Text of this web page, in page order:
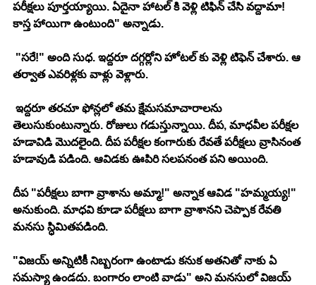
పరీక్షలు పూర్తయ్యాయి. ఏదైనా హాటల్ కి వెళ్లి టిఫిన్ చేసి వద్దామా!
కాస్త హాయిగా ఉంటుంది" అన్నాడు.
తర్వాత ఎవరిళ్లకు వాళ్లు వెళ్లారు.
తెలుసుకుంటున్నారు. రోజులు గడుస్తున్నాయి. దీప, మాధవీల పరీక్షల
హడావిడి మొదలైంది. దీప పరీక్షల కంగారుకు రేవతే పరీక్షలు వ్రాసినంత
హడావుడి పడింది. ఆవిడకు ఊపిరి సలపనంత పని అయింది.
దీప "పరీక్షలు బాగా వ్రాశాను అమ్మా!" అన్నాక ఆవిడ "హమ్మయ్య!"
అనుకుంది. మాధవి కూడా పరీక్షలు బాగా వ్రాశానని చెప్పాక రేవతి
మనసు స్ధిమితపడింది.
"విజయ్ అన్నిటికీ నిబ్బరంగా ఉంటాడు కనుక అతనితో నాకు ఏ
సమస్యా ఉండదు. బంగారం లాంటి వాడు" అని మనసులో విజయ్